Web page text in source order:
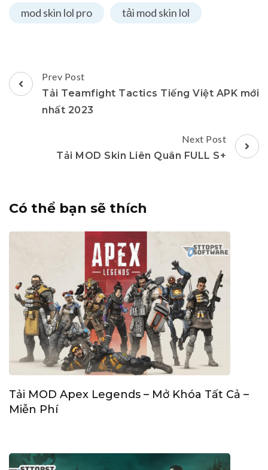
mod skin lol pro
tải mod skin lol
Post
Navigation
Prev Post
Tải Teamfight Tactics Tiếng Việt APK mới
nhất 2023
Next Post
Tải MOD Skin Liên Quân FULL S+
Có thể bạn sẽ thích
Tải MOD Apex Legends – Mở Khóa Tất Cả –
Miễn Phí